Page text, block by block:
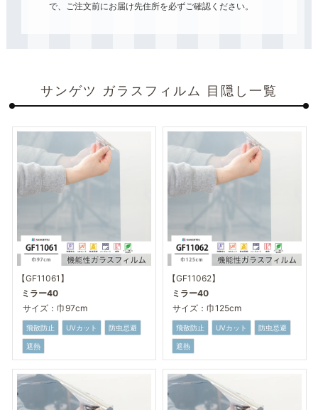
で、ご注文前にお届け先住所を必ずご確認ください。
サンゲツ ガラスフィルム 目隠し一覧
【GF11061】
ミラー40
サイズ：巾97cm
飛散防止 UVカット 防虫忌避
遮熱
【GF11062】
ミラー40
サイズ：巾125cm
飛散防止 UVカット 防虫忌避
遮熱